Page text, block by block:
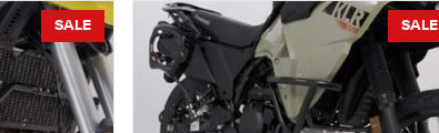
SALE SALE